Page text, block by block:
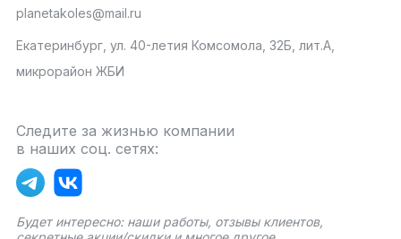
planetakoles@mail.ru
Екатеринбург, ул. 40-летия Комсомола, 32Б, лит.А,
микрорайон ЖБИ
Следите за жизнью компании
в наших соц. сетях:
Будет интересно: наши работы, отзывы клиентов,